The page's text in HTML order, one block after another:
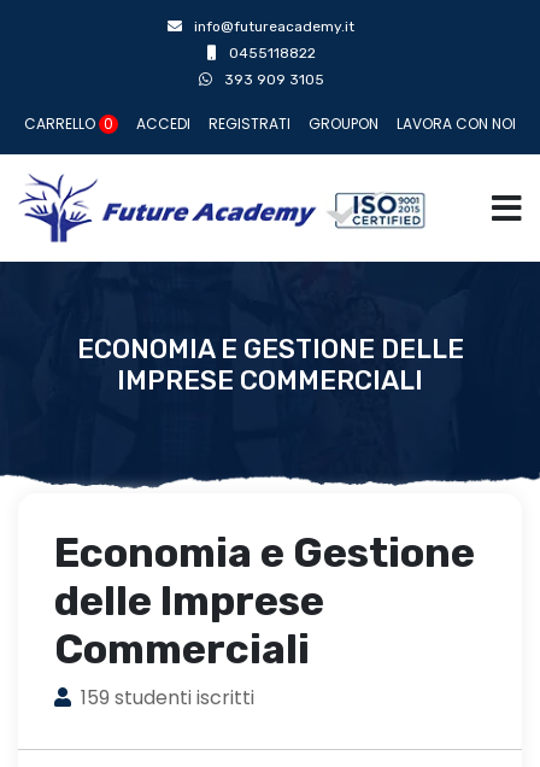
info@futureacademy.it
0455118822
393 909 3105
CARRELLO 0 ACCEDI REGISTRATI GROUPON LAVORA CON NOI
ECONOMIA E GESTIONE DELLE
IMPRESE COMMERCIALI
Economia e Gestione
delle Imprese
Commerciali
159 studenti iscritti